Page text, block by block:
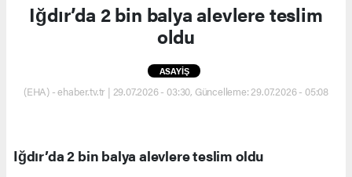
Iğdır’da 2 bin balya alevlere teslim
oldu
ASAYİŞ
(EHA) - ehaber.tv.tr | 29.07.2026 - 03:30, Güncelleme: 29.07.2026 - 05:08
Iğdır’da 2 bin balya alevlere teslim oldu